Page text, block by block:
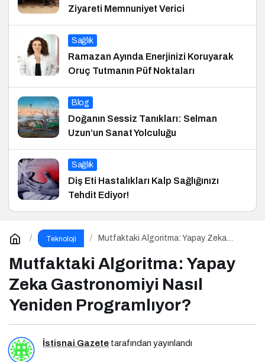
Ziyareti Memnuniyet Verici
Sağlık
Ramazan Ayında Enerjinizi Koruyarak
Oruç Tutmanın Püf Noktaları
Blog
Doğanın Sessiz Tanıkları: Selman
Uzun’un Sanat Yolculuğu
Sağlık
Diş Eti Hastalıkları Kalp Sağlığınızı
Tehdit Ediyor!
Teknoloji
Mutfaktaki Algoritma: Yapay Zeka
Programlıyor?
Mutfaktaki Algoritma: Yapay
Zeka Gastronomiyi Nasıl
Yeniden Programlıyor?
İstisnai Gazete tarafından yayınlandı